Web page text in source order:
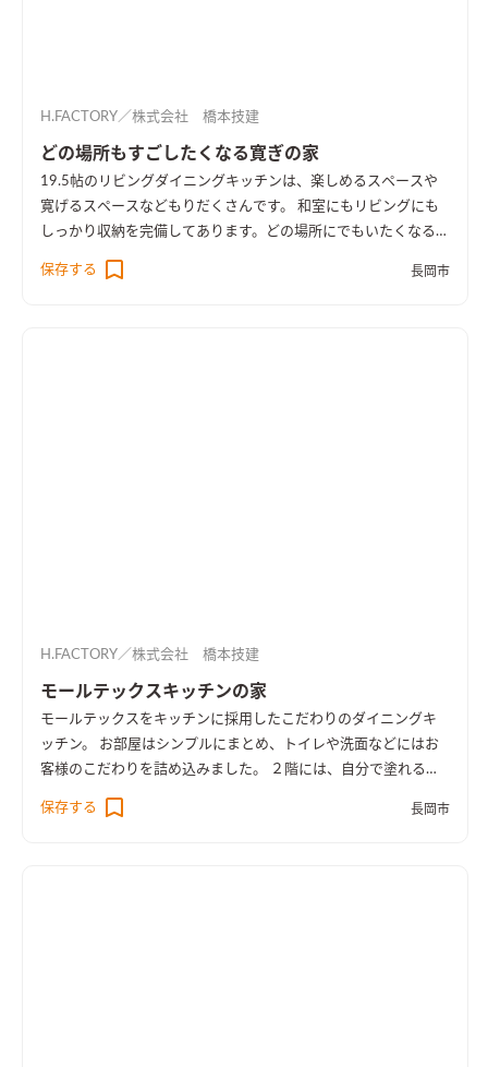
H.FACTORY／株式会社 橋本技建
どの場所もすごしたくなる寛ぎの家
19.5帖のリビングダイニングキッチンは、楽しめるスペースや
寛げるスペースなどもりだくさんです。 和室にもリビングにも
しっかり収納を完備してあります。どの場所にでもいたくなるよ
うな、家族が集まるリビングダイニングになりました。
保存する
長岡市
H.FACTORY／株式会社 橋本技建
モールテックスキッチンの家
モールテックスをキッチンに採用したこだわりのダイニングキ
ッチン。 お部屋はシンプルにまとめ、トイレや洗面などにはお
客様のこだわりを詰め込みました。 ２階には、自分で塗れるド
ア、パナソニックのクラフトレーベルでお客様に塗っていただ
き、お子さんも喜ぶステキなドアが出来上がりました。
保存する 長岡市